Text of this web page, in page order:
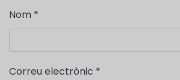
Nom *
Correu electrònic *